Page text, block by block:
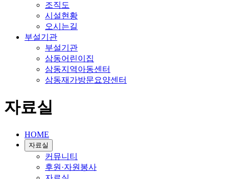
조직도
시설현황
오시는길
부설기관
부설기관
삼동어린이집
삼동지역아동센터
삼동재가방문요양센터
자료실
HOME
자료실
커뮤니티
후원·자원봉사